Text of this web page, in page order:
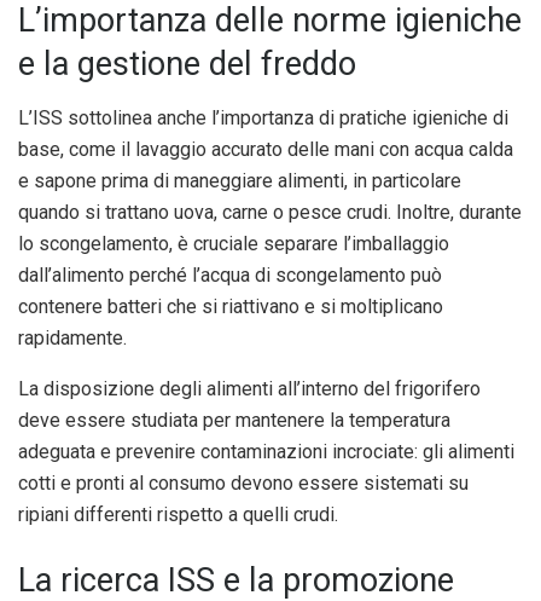
L’importanza delle norme igieniche
e la gestione del freddo
L’ISS sottolinea anche l’importanza di pratiche igieniche di
base, come il lavaggio accurato delle mani con acqua calda
e sapone prima di maneggiare alimenti, in particolare
quando si trattano uova, carne o pesce crudi. Inoltre, durante
lo scongelamento, è cruciale separare l’imballaggio
dall’alimento perché l’acqua di scongelamento può
contenere batteri che si riattivano e si moltiplicano
rapidamente.
La disposizione degli alimenti all’interno del frigorifero
deve essere studiata per mantenere la temperatura
adeguata e prevenire contaminazioni incrociate: gli alimenti
cotti e pronti al consumo devono essere sistemati su
ripiani differenti rispetto a quelli crudi.
La ricerca ISS e la promozione